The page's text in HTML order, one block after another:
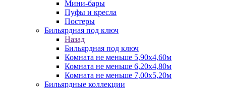
Мини-бары
Пуфы и кресла
Постеры
Бильярдная под ключ
Назад
Бильярдная под ключ
Комната не меньше 5,90х4,60м
Комната не меньше 6,20х4,80м
Комната не меньше 7,00х5,20м
Бильярдные коллекции